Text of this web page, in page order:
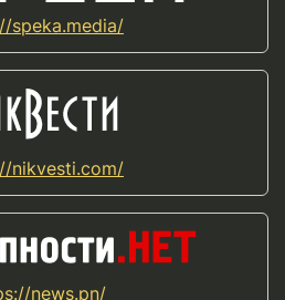
speka.media/
nikvesti.com/
news.pn/